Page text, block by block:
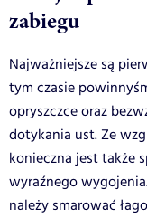
zabiegu
Najważniejsze są
tym czasie
opryszczce oraz
dotykania ust. Ze
konieczna jest także
wyraźnego
należy smarować